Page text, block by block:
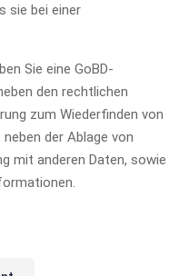
sie bei einer
Sie eine GoBD-
den rechtlichen
zum Wiederfinden von
der Ablage von
mit anderen Daten, sowie